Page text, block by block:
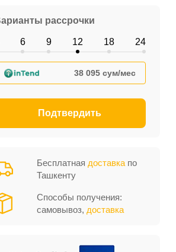
рассрочки
6 9 12 18 24
38 095 сум/мес
Подтвердить
Бесплатная доставкапо
Ташкенту
Способы получения:
самовывоз, доставка